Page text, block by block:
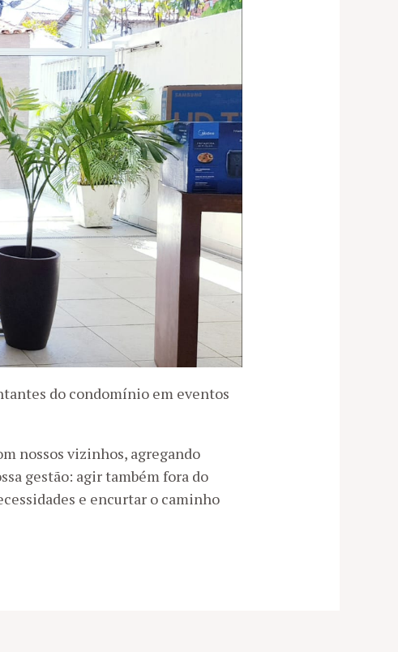
do condomínio em eventos
nossos vizinhos, agregando
gestão: agir também fora do
e encurtar o caminho